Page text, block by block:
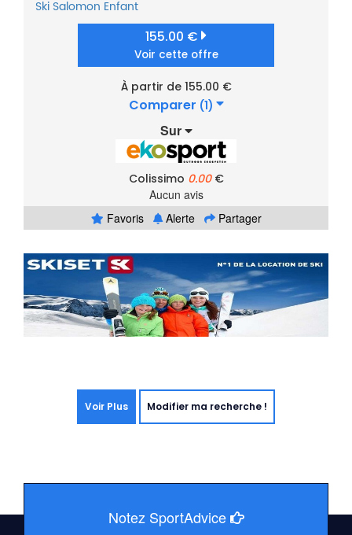
Ski Salomon Enfant
155.00 €
Voir cette offre
À partir de 155.00 €
Comparer (1)
Sur
Colissimo 0.00€
Aucun avis
Favoris
Alerte Partager
Voir Plus Modifier ma recherche !
Notez SportAdvice